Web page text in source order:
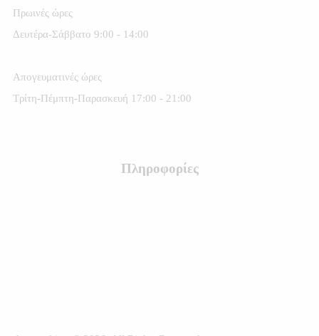
Πρωινές ώρες
Δευτέρα-Σάββατο 9:00 - 14:00
Απογευματινές ώρες
Τρίτη-Πέμπτη-Παρασκευή 17:00 - 21:00
Πληροφορίες